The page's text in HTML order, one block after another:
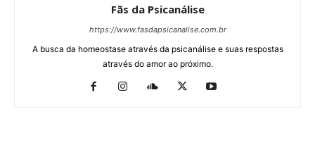
Fãs da Psicanálise
https://www.fasdapsicanalise.com.br
A busca da homeostase através da psicanálise e suas respostas
através do amor ao próximo.